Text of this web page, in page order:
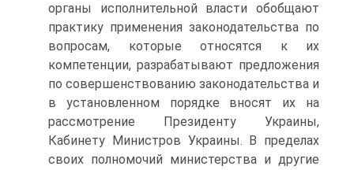
органы исполнительной власти обобщают
практику применения законодательства по
вопросам, которые относятся к их
компетенции, разрабатывают предложения
по совершенствованию законодательства и
в установленном порядке вносят их на
рассмотрение Президенту Украины,
Кабинету Министров Украины. В пределах
своих полномочий министерства и другие